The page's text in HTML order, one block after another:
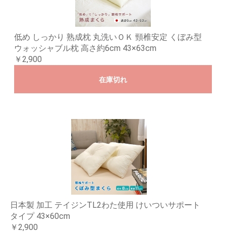
低め しっかり 熟成枕 丸洗いＯＫ 頸椎安定 くぼみ型
ウォッシャブル枕 高さ約6cm 43×63cm
￥2,900
在庫切れ
日本製 加工 テイジンTL2わた使用 けいついサポート
タイプ 43×60cm
￥2,900